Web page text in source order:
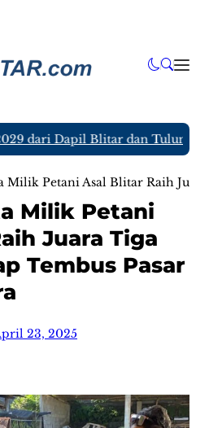
dari Dapil Blitar dan
Milik Petani Asal Blitar Raih
Milik Petani
Juara Tiga
Tembus Pasar
23, 2025